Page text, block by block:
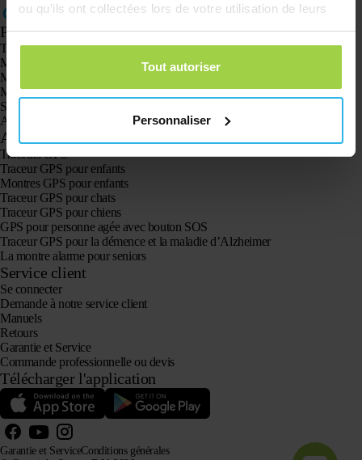
ou qu'ils ont collectées lors de votre utilisation de leurs
services.
Tout autoriser
Personnaliser
Produits
Traceur GPS Spotter X10
Montre GPS Spotter Senior
Montre GPS Spotter Explorer
Montre GPS Spotter pour enfants
Spotter CatX
Animal Spotter
Applications
Traceurs GPS
Traceur GPS pour enfants
Montres GPS pour enfants
Traceur GPS pour chats
Traceur GPS pour chiens
GPS pour personne agée avec bouton SOS
Traceur GPS pour la démence et la maladie d’Alzheimer
La montre alarme pour seniors
Service client
Se connecter
Demande à notre service client
Manuels
Retours
Garantie et Service
Commande professionnelle ou devis
Télécharger l'application
Garantie et ServiceConditions générales